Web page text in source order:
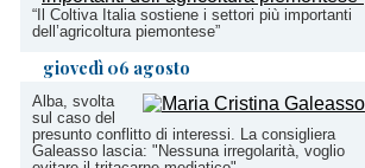
“Il Coltiva Italia sostiene i settori più importanti
dell’agricoltura piemontese”
giovedì 06 agosto
Alba, svolta
sul caso del
presunto conflitto di interessi. La consigliera
Galeasso lascia: "Nessuna irregolarità, voglio